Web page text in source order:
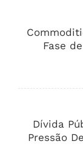
Fase
Dívida
Pressão